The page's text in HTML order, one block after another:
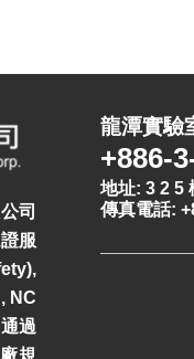
司
服
NC
過
龍潭實驗
+886-
地址: 3 2 5
傳真電話: